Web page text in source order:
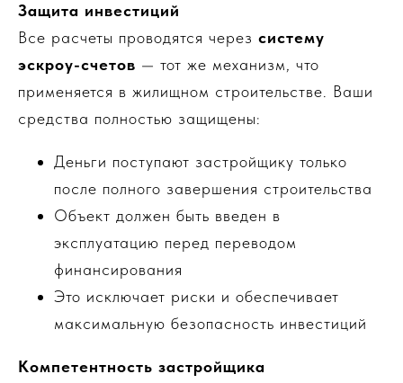
Защита инвестиций
Все расчеты проводятся через систему
эскроу-счетов — тот же механизм, что
применяется в жилищном строительстве. Ваши
средства полностью защищены:
Деньги поступают застройщику только
после полного завершения строительства
Объект должен быть введен в
эксплуатацию перед переводом
финансирования
Это исключает риски и обеспечивает
максимальную безопасность инвестиций
Компетентность застройщика